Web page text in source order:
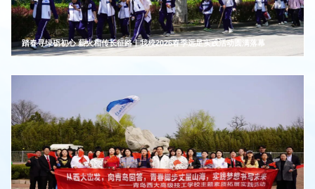
踏春寻绿砺初心 薪火相传长征路丨我校2026春季远足实践活动圆满落幕